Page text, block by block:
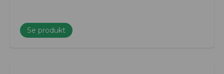
Se produkt